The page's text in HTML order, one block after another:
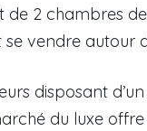
2 chambres
vendre autour
disposant
du luxe offre